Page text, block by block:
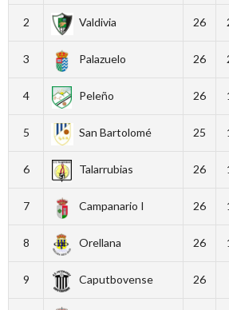
2 Valdivia 26
3 Palazuelo 26
4 Peleño 26
5 San Bartolomé 25
6 Talarrubias 26
7 Campanario I 26
8 Orellana 26
9 Caputbovense 26